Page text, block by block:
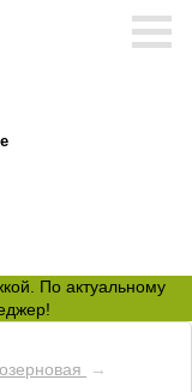
По актуальному
→